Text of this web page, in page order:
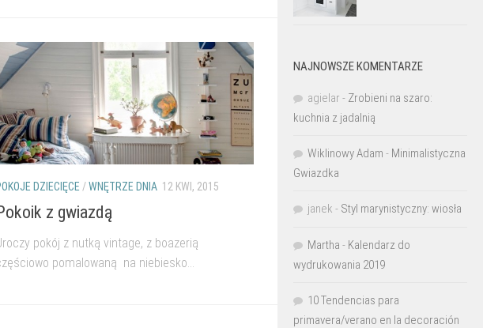
DZIECIĘCE /WNĘTRZE DNIA 12 KWI, 2015
z gwiazdą
pokój z nutką vintage, z boazerią
pomalowaną na niebiesko...
NAJNOWSZE KOMENTARZE
agielar - Zrobieni na szaro:
kuchnia z jadalnią
Wiklinowy Adam - Minimalistyczna
Gwiazdka
janek - Styl marynistyczny: wiosła
Martha - Kalendarz do
wydrukowania 2019
10 Tendencias para
primavera/verano en la decoración